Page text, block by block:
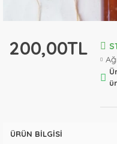
200,00TL
ÜRÜN BILGISI